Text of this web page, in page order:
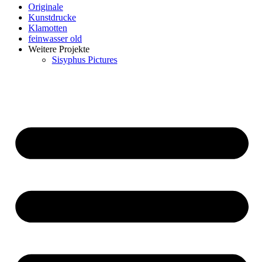
Originale
Kunstdrucke
Klamotten
feinwasser old
Weitere Projekte
Sisyphus Pictures